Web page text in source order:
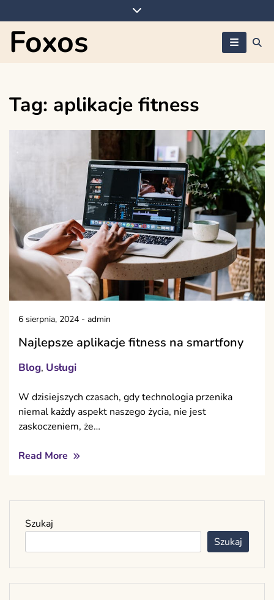
to
content
Foxos
Tag: aplikacje fitness
6 sierpnia, 2024 - admin
Najlepsze aplikacje fitness na smartfony
Blog, Usługi
W dzisiejszych czasach, gdy technologia przenika
niemal każdy aspekt naszego życia, nie jest
zaskoczeniem, że…
Read More
Szukaj
Szukaj